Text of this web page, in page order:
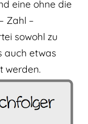
eine ohne die
Zahl –
sowohl zu
auch etwas
werden.